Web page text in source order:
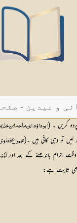
و عیدین - صفحہ
کریں ۔ (ابوداؤد،ابن ماجہ،ابن
مجموع
احرام باندھنے کے بعد اور